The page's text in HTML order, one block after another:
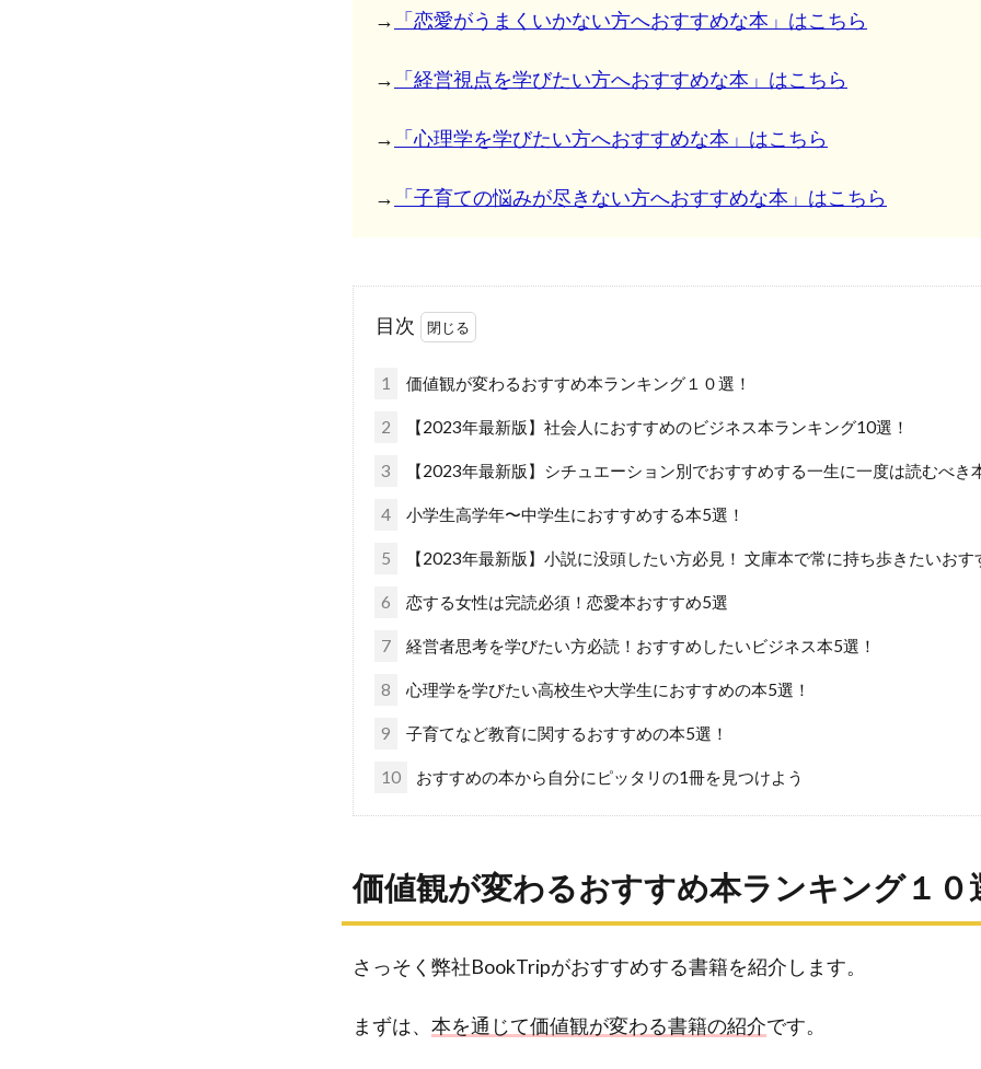
→ 「恋愛がうまくいかない方へおすすめな本」はこちら
→ 「経営視点を学びたい方へおすすめな本」はこちら
→ 「心理学を学びたい方へおすすめな本」はこちら
→ 「子育ての悩みが尽きない方へおすすめな本」はこちら
目次
1 価値観が変わるおすすめ本ランキング１０選！
2 【2023年最新版】社会人におすすめのビジネス本ランキング10選！
3 【2023年最新版】シチュエーション別でおすすめする一生に一度は読むべき
4 小学生高学年〜中学生におすすめする本5選！
5 【2023年最新版】小説に没頭したい方必見！ 文庫本で常に持ち歩きたいおす
6 恋する女性は完読必須！恋愛本おすすめ5選
7 経営者思考を学びたい方必読！おすすめしたいビジネス本5選！
8 心理学を学びたい高校生や大学生におすすめの本5選！
9 子育てなど教育に関するおすすめの本5選！
10 おすすめの本から自分にピッタリの1冊を見つけよう
価値観が変わるおすすめ本ランキング１０
さっそく弊社BookTripがおすすめする書籍を紹介します。
まずは、 本を通じて価値観が変わる書籍の紹介です。